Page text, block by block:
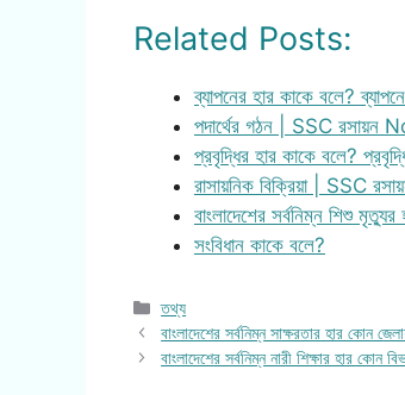
Related Posts:
ব্যাপনের হার কাকে বলে?
পদার্থের গঠন | SSC রসায়ন
প্রবৃদ্ধির হার কাকে বলে?
রাসায়নিক বিক্রিয়া | SSC
বাংলাদেশের সর্বনিম্ন শিশু
সংবিধান কাকে বলে?
Categories
তথ্য
বাংলাদেশের সর্বনিম্ন সাক্ষরতার হার কোন
বাংলাদেশের সর্বনিম্ন নারী শিক্ষার হার কোন